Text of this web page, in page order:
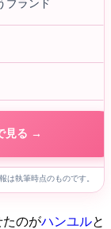
ブランド
見る →
は執筆時点のものです。
たのがハンユルと